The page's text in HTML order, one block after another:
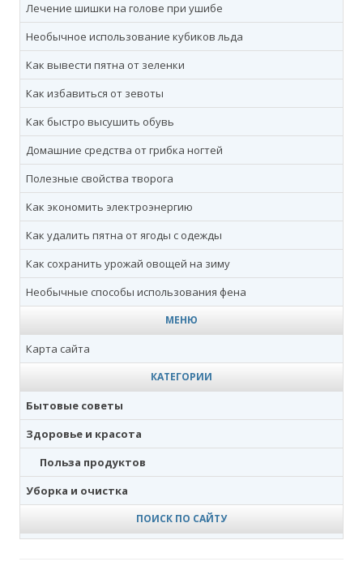
Лечение шишки на голове при ушибе
Необычное использование кубиков льда
Как вывести пятна от зеленки
Как избавиться от зевоты
Как быстро высушить обувь
Домашние средства от грибка ногтей
Полезные свойства творога
Как экономить электроэнергию
Как удалить пятна от ягоды с одежды
Как сохранить урожай овощей на зиму
Необычные способы использования фена
МЕНЮ
Карта сайта
КАТЕГОРИИ
Бытовые советы
Здоровье и красота
Польза продуктов
Уборка и очистка
ПОИСК ПО САЙТУ